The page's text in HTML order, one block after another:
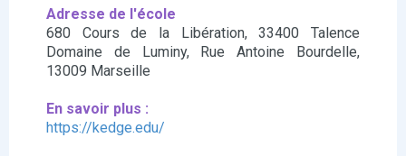
Adresse de l'école
680 Cours de la Libération, 33400 Talence
Domaine de Luminy, Rue Antoine Bourdelle,
13009 Marseille
En savoir plus :
https://kedge.edu/